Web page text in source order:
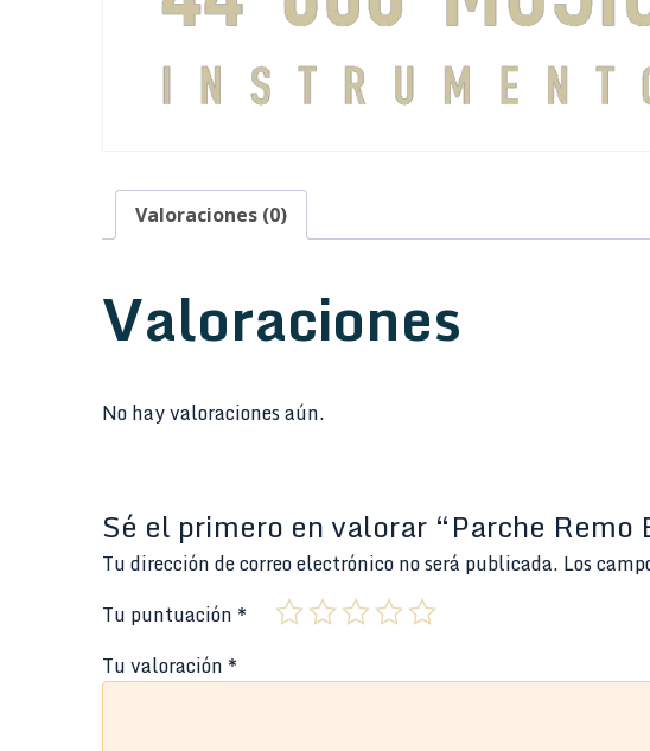
Valoraciones (0)
Valoraciones
No hay valoraciones aún.
Sé el primero en valorar “Parche
Tu dirección de correo electrónico no será publicada. Los
Tu puntuación *
Tu valoración *